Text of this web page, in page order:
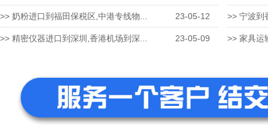
>> 奶粉进口到福田保税区,中港专线物... 23-05-12
>> 精密仪器进口到深圳,香港机场到深... 23-05-09
>> 宁波到
>> 家具运